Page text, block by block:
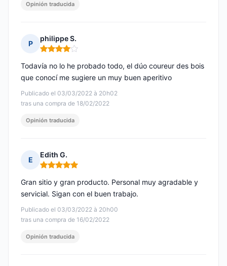
Opinión traducida
P
philippe S.
Nota: 4 de 5
Publicado el 03/03/2022 à 20h02
tras una compra de 18/02/2022
Todavía no lo he probado todo, el dúo coureur des bois
que conocí me sugiere un muy buen aperitivo
Opinión traducida
E
Edith G.
Nota: 5 de 5
Publicado el 03/03/2022 à 20h00
tras una compra de 16/02/2022
Gran sitio y gran producto. Personal muy agradable y
servicial. Sigan con el buen trabajo.
Opinión traducida